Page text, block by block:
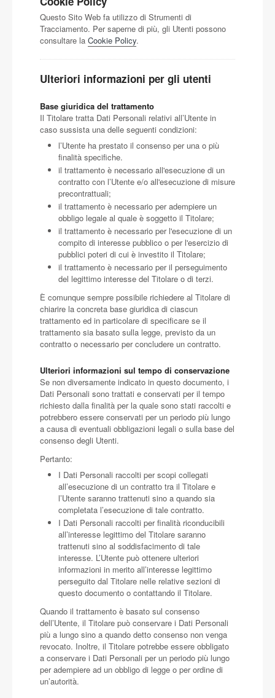
Questo Sito Web fa utilizzo di Strumenti di
Tracciamento. Per saperne di più, gli Utenti possono
consultare la Cookie Policy.
Ulteriori informazioni per gli utenti
Base giuridica del trattamento
Il Titolare tratta Dati Personali relativi all’Utente in
caso sussista una delle seguenti condizioni:
l’Utente ha prestato il consenso per una o più
finalità specifiche.
il trattamento è necessario all'esecuzione di un
contratto con l’Utente e/o all'esecuzione di misure
precontrattuali;
il trattamento è necessario per adempiere un
obbligo legale al quale è soggetto il Titolare;
il trattamento è necessario per l'esecuzione di un
compito di interesse pubblico o per l'esercizio di
pubblici poteri di cui è investito il Titolare;
il trattamento è necessario per il perseguimento
del legittimo interesse del Titolare o di terzi.
È comunque sempre possibile richiedere al Titolare di
chiarire la concreta base giuridica di ciascun
trattamento ed in particolare di specificare se il
trattamento sia basato sulla legge, previsto da un
contratto o necessario per concludere un contratto.
Ulteriori informazioni sul tempo di conservazione
Se non diversamente indicato in questo documento, i
Dati Personali sono trattati e conservati per il tempo
richiesto dalla finalità per la quale sono stati raccolti e
potrebbero essere conservati per un periodo più lungo
a causa di eventuali obbligazioni legali o sulla base del
consenso degli Utenti.
Pertanto:
I Dati Personali raccolti per scopi collegati
all’esecuzione di un contratto tra il Titolare e
l’Utente saranno trattenuti sino a quando sia
completata l’esecuzione di tale contratto.
I Dati Personali raccolti per finalità riconducibili
all’interesse legittimo del Titolare saranno
trattenuti sino al soddisfacimento di tale
interesse. L’Utente può ottenere ulteriori
informazioni in merito all’interesse legittimo
perseguito dal Titolare nelle relative sezioni di
questo documento o contattando il Titolare.
Quando il trattamento è basato sul consenso
dell’Utente, il Titolare può conservare i Dati Personali
più a lungo sino a quando detto consenso non venga
revocato. Inoltre, il Titolare potrebbe essere obbligato
a conservare i Dati Personali per un periodo più lungo
per adempiere ad un obbligo di legge o per ordine di
un’autorità.